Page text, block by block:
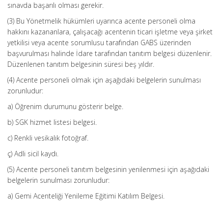
sınavda başarılı olması gerekir.
(3) Bu Yönetmelik hükümleri uyarınca acente personeli olma
hakkını kazananlara, çalışacağı acentenin ticari işletme veya şirket
yetkilisi veya acente sorumlusu tarafından GABS üzerinden
başvurulması halinde İdare tarafından tanıtım belgesi düzenlenir.
Düzenlenen tanıtım belgesinin süresi beş yıldır.
(4) Acente personeli olmak için aşağıdaki belgelerin sunulması
zorunludur:
a) Öğrenim durumunu gösterir belge.
b) SGK hizmet listesi belgesi.
c) Renkli vesikalık fotoğraf.
ç) Adli sicil kaydı.
(5) Acente personeli tanıtım belgesinin yenilenmesi için aşağıdaki
belgelerin sunulması zorunludur:
a) Gemi Acenteliği Yenileme Eğitimi Katılım Belgesi.